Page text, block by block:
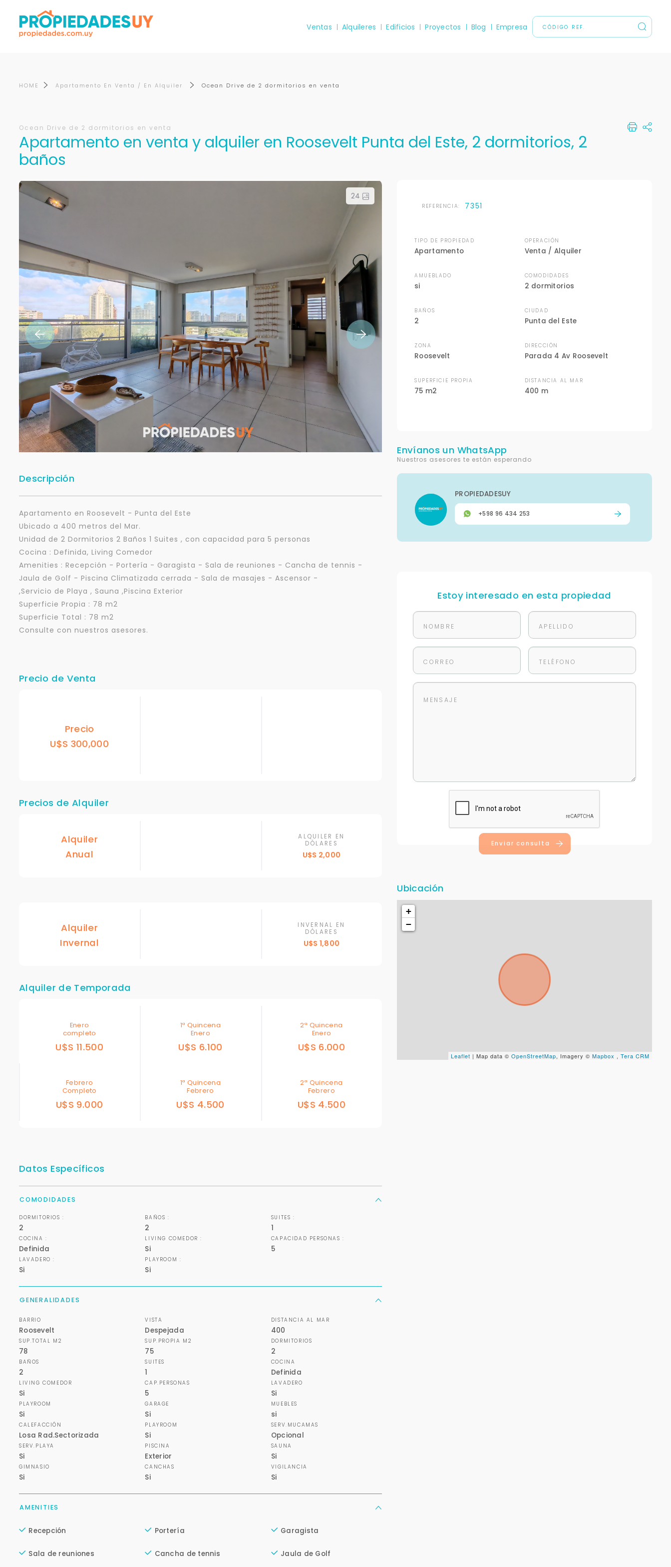
Ventas Alquileres Edificios Proyectos Blog Empresa
HOME Apartamento En Venta / En Alquiler Ocean Drive de 2 dormitorios en venta
Ocean Drive de 2 dormitorios en venta
Apartamento en venta y alquiler en Roosevelt Punta del Este, 2 dormitorios, 2
baños
24
Descripción
Apartamento en Roosevelt - Punta del Este
Ubicado a 400 metros del Mar.
Unidad de 2 Dormitorios 2 Baños 1 Suites , con capacidad para 5 personas
Cocina : Definida, Living Comedor
Amenities : Recepción - Portería - Garagista - Sala de reuniones - Cancha de tennis -
Jaula de Golf - Piscina Climatizada cerrada - Sala de masajes - Ascensor -
,Servicio de Playa , Sauna ,Piscina Exterior
Superficie Propia : 78 m2
Superficie Total : 78 m2
Consulte con nuestros asesores.
Precio de Venta
Precio
U$S 300,000
Precios de Alquiler
Alquiler
Anual
ALQUILER EN
DÓLARES
U$S 2,000
Alquiler
Invernal
INVERNAL EN
DÓLARES
U$S 1,800
Alquiler de Temporada
Enero
completo
U$S 11.500
1ª Quincena
Enero
U$S 6.100
2ª Quincena
Enero
U$S 6.000
Febrero
Completo
U$S 9.000
1ª Quincena
Febrero
U$S 4.500
2ª Quincena
Febrero
U$S 4.500
Datos Específicos
COMODIDADES
DORMITORIOS :
2
BAÑOS :
2
SUITES :
1
COCINA :
Definida
LIVING COMEDOR :
Si
CAPACIDAD PERSONAS :
5
LAVADERO :
Si
PLAYROOM :
Si
GENERALIDADES
BARRIO
Roosevelt
VISTA
Despejada
DISTANCIA AL MAR
400
SUP.TOTAL M2
78
SUP.PROPIA M2
75
DORMITORIOS
2
BAÑOS
2
SUITES
1
COCINA
Definida
LIVING COMEDOR
Si
CAP.PERSONAS
5
LAVADERO
Si
PLAYROOM
Si
GARAGE
Si
MUEBLES
si
CALEFACCIÓN
Losa Rad.Sectorizada
PLAYROOM
Si
SERV.MUCAMAS
Opcional
SERV.PLAYA
Si
PISCINA
Exterior
SAUNA
Si
GIMNASIO
Si
CANCHAS
Si
VIGILANCIA
Si
AMENITIES
Recepción Portería Garagista
Sala de reuniones Cancha de tennis Jaula de Golf
REFERENCIA: 7351
TIPO DE PROPIEDAD
Apartamento
OPERACIÓN
Venta / Alquiler
AMUEBLADO
si
COMODIDADES
2 dormitorios
BAÑOS
2
CIUDAD
Punta del Este
ZONA
Roosevelt
DIRECCIÓN
Parada 4 Av Roosevelt
SUPERFICIE PROPIA
75 m2
DISTANCIA AL MAR
400 m
Envíanos un WhatsApp
Nuestros asesores te están esperando
PROPIEDADESUY
+598 96 434 253
Estoy interesado en esta propiedad
Enviar consulta
Ubicación
+
−
Leaflet | Map data © OpenStreetMap, Imagery © Mapbox , Tera CRM
Déjanos tus datos para identificar tu consulta en el sistema de gestión de
clientes.
Continuar por WhatsApp